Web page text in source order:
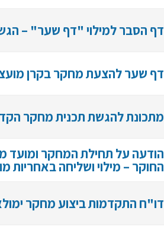
דף הסבר למילוי "דף שער" –
דף שער להצעת מחקר בקרן
מתכונת להגשת תכנית מחקר
הודעה על תחילת המחקר ומועד
החוקר – מילוי ושליחה באחריות
דו"ח התקדמות ביצוע מחקר